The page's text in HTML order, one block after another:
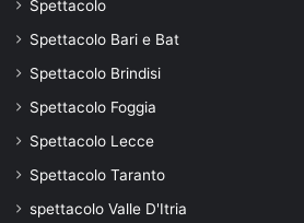
Spettacolo
Spettacolo Bari e Bat
Spettacolo Brindisi
Spettacolo Foggia
Spettacolo Lecce
Spettacolo Taranto
spettacolo Valle D'Itria